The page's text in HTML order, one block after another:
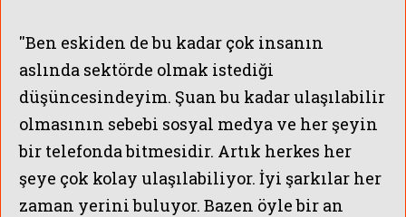
''Ben eskiden de bu kadar çok insanın
aslında sektörde olmak istediği
düşüncesindeyim. Şuan bu kadar ulaşılabilir
olmasının sebebi sosyal medya ve her şeyin
bir telefonda bitmesidir. Artık herkes her
şeye çok kolay ulaşılabiliyor. İyi şarkılar her
zaman yerini buluyor. Bazen öyle bir an